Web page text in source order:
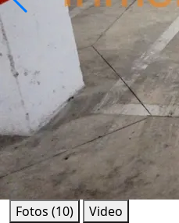
Fotos (10)
Video